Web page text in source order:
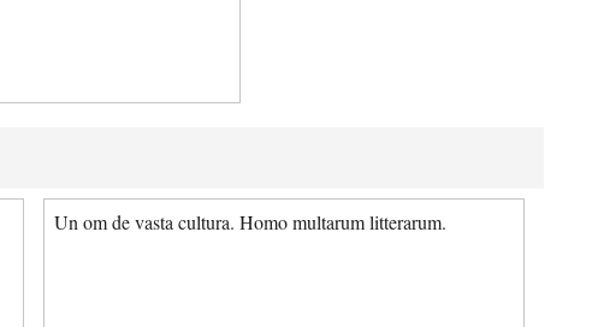
Un om de vasta cultura. Homo multarum litterarum.